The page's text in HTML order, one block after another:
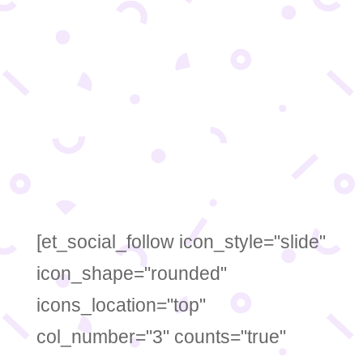
[et_social_follow icon_style="slide"
icon_shape="rounded"
icons_location="top"
col_number="3" counts="true"